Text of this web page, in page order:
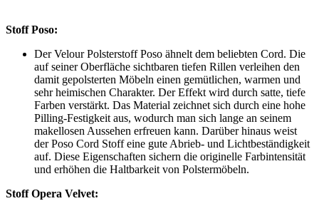
Stoff Poso:
Der Velour Polsterstoff Poso ähnelt dem beliebten Cord. Die
auf seiner Oberfläche sichtbaren tiefen Rillen verleihen den
damit gepolsterten Möbeln einen gemütlichen, warmen und
sehr heimischen Charakter. Der Effekt wird durch satte, tiefe
Farben verstärkt. Das Material zeichnet sich durch eine hohe
Pilling-Festigkeit aus, wodurch man sich lange an seinem
makellosen Aussehen erfreuen kann. Darüber hinaus weist
der Poso Cord Stoff eine gute Abrieb- und Lichtbeständigkeit
auf. Diese Eigenschaften sichern die originelle Farbintensität
und erhöhen die Haltbarkeit von Polstermöbeln.
Stoff Opera Velvet: